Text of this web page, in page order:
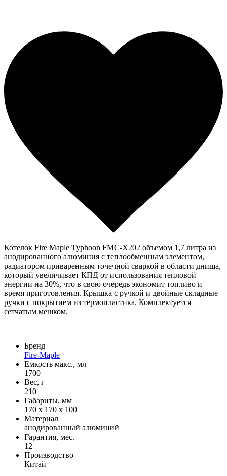
Котелок Fire Maple Typhoon FMC-Х202 объемом 1,7 литра из
анодированного алюминия с теплообменным элементом,
радиатором приваренным точечной сваркой в области днища,
который увеличивает КПД от использования тепловой
энергии на 30%, что в свою очередь экономит топливо и
время приготовления. Крышка с ручкой и двойные складные
ручки с покрытием из термопластика. Комплектуется
сетчатым мешком.
Бренд
Fire-Maple
Емкость макс., мл
1700
Вес, г
210
Габариты, мм
170 х 170 х 100
Материал
анодированный алюминий
Гарантия, мес.
12
Производство
Китай